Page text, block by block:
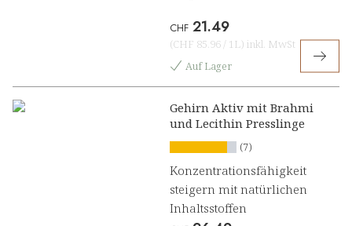
CHF 21.49
(CHF 85.96 / 1L) inkl. MwSt
Auf Lager
Gehirn Aktiv mit Brahmi
und Lecithin Presslinge
(7)
Konzentrationsfähigkeit
steigern mit natürlichen
Inhaltsstoffen